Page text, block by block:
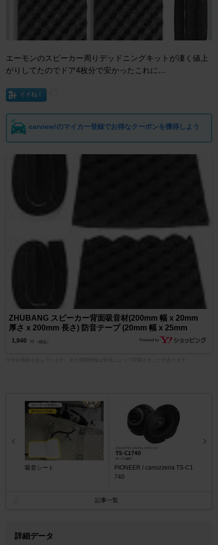
エーモンのスピーカー周りデッドニングキットが凄く値上
がりしてたのでドア4枚分で安かったこれに…
イイね！
carview!のマイカー登録でお得なクーポンを獲得しよう
ZHUBANG スピーカー背面吸音材(200mm 幅 x 20mm
厚さ x 200mm 長さ) 防音テープ (20mm 幅 x 25mm
1,940 円 （税込）
吸音シート
PIONEER / carrozzeria TS-C1
740
記事一覧
詳細データ